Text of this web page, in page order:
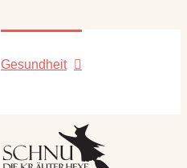
Gesundheit